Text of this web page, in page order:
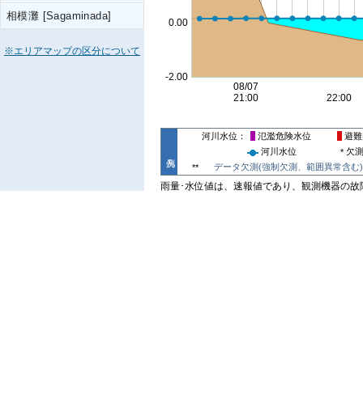
相模灘 [Sagaminada]
※エリアマップの区分について
河川水位 氾濫危険水位
避
河川水位
* 欠測
**
データ欠測(強制欠測、範囲異常含む)
雨量･水位値は、速報値であり、観測機器の